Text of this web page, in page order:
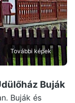
További képek
Buják
Buják és